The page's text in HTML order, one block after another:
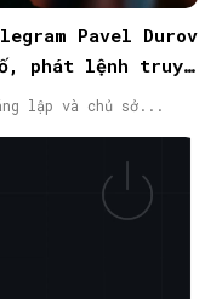
Pavel Durov
phát lệnh truy
lập và chủ sở...